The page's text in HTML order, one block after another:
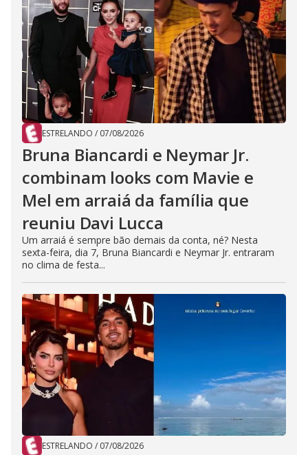
ESTRELANDO / 07/08/2026
Bruna Biancardi e Neymar Jr.
combinam looks com Mavie e
Mel em arraiá da família que
reuniu Davi Lucca
Um arraiá é sempre bão demais da conta, né? Nesta
sexta-feira, dia 7, Bruna Biancardi e Neymar Jr. entraram
no clima de festa...
ESTRELANDO / 07/08/2026